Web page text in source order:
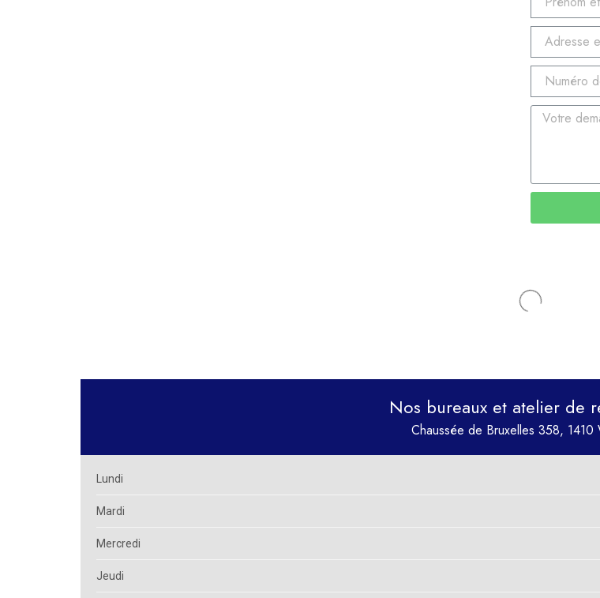
Nos bureaux et atelier de
Chaussée de Bruxelles 358, 1410
Lundi
Mardi
Mercredi
Jeudi